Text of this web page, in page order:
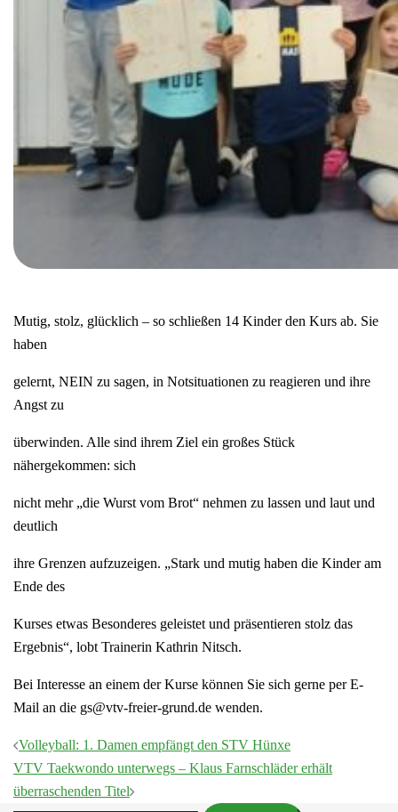
Mutig, stolz, glücklich – so schließen 14 Kinder den Kurs ab. Sie
haben
gelernt, NEIN zu sagen, in Notsituationen zu reagieren und ihre
Angst zu
überwinden. Alle sind ihrem Ziel ein großes Stück
nähergekommen: sich
nicht mehr „die Wurst vom Brot“ nehmen zu lassen und laut und
deutlich
ihre Grenzen aufzuzeigen. „Stark und mutig haben die Kinder am
Ende des
Kurses etwas Besonderes geleistet und präsentieren stolz das
Ergebnis“, lobt Trainerin Kathrin Nitsch.
Bei Interesse an einem der Kurse können Sie sich gerne per E-
Mail an die gs@vtv-freier-grund.de wenden.
Beitragsnavigation
Volleyball: 1. Damen empfängt den STV Hünxe
VTV Taekwondo unterwegs – Klaus Farnschläder erhält
überraschenden Titel